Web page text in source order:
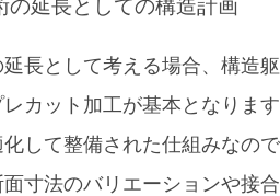
の延長としての構造計画
長として考える場合、構造
カット加工が基本となりま
して整備された仕組みなの
寸法のバリエーションや接